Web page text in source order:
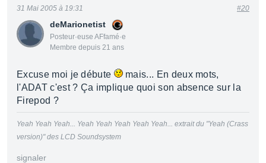
deMarionetist
Posteur·euse AFfamé·e
Membre depuis 21 ans
31 Mai 2005 à 19:31 #20
Excuse moi je débute
mais... En deux mots,
l'ADAT c'est ? Ça implique quoi son absence sur la
Firepod ?
Yeah Yeah Yeah... Yeah Yeah Yeah Yeah Yeah... extrait du "Yeah (Crass
version)" des LCD Soundsystem
signaler